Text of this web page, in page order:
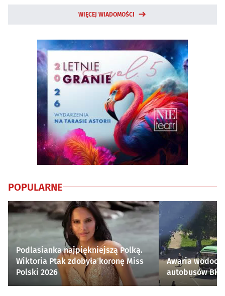
WIĘCEJ WIADOMOŚCI
POPULARNE
Podlasianka najpiękniejszą Polką.
Wiktoria Ptak zdobyła koronę Miss
Polski 2026
Awaria
autobusów